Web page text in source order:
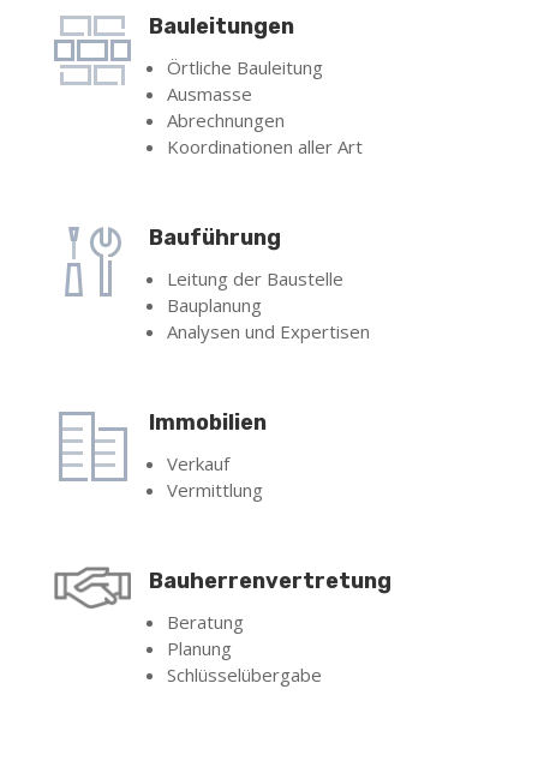
Bauleitungen
Örtliche Bauleitung
Ausmasse
Abrechnungen
Koordinationen aller Art
Bauführung
Leitung der Baustelle
Bauplanung
Analysen und Expertisen
Immobilien
Verkauf
Vermittlung
Bauherrenvertretung
Beratung
Planung
Schlüsselübergabe